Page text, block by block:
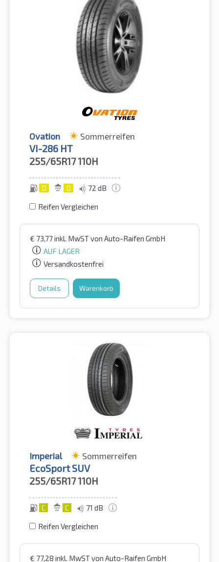
Ovation Sommerreifen
VI-286 HT
255/65R17110H
D D 72 dB
Reifen Vergleichen
€ 73,77inkl. MwSTvon Auto-Raifen GmbH
AUF LAGER
Versandkostenfrei
Details Warenkorb
Imperial Sommerreifen
EcoSport SUV
255/65R17110H
C C 71 dB
Reifen Vergleichen
€ 77,28 inkl. MwSTvon Auto-Raifen GmbH